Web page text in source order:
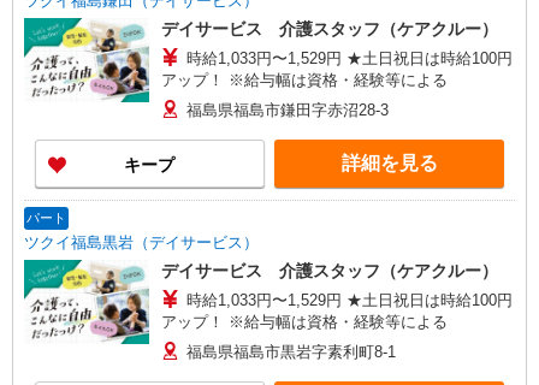
デイサービス 介護スタッフ（ケアクルー）
時給1,033円〜1,529円 ★土日祝日は時給100円
アップ！ ※給与幅は資格・経験等による
福島県福島市鎌田字赤沼28-3
キープ 詳細を見る
パート
ツクイ福島黒岩（デイサービス）
デイサービス 介護スタッフ（ケアクルー）
時給1,033円〜1,529円 ★土日祝日は時給100円
アップ！ ※給与幅は資格・経験等による
福島県福島市黒岩字素利町8-1